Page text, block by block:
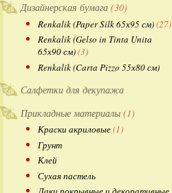
Дизайнерская бумага (30)
Renkalik (Paper Silk 65х95 см)(27)
Renkalik (Gelso in Tinta Unita
65х90 см)(3)
Renkalik (Carta Pizzo 55х80 см)
Салфетки для декупажа
Прикладные материалы (1)
Краски акриловые(1)
Грунт
Клей
Сухая пастель